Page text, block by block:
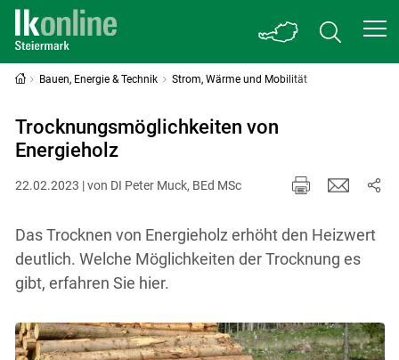
Bauen, Energie & Technik Strom, Wärme und Mobilität
Trocknungsmöglichkeiten von
Energieholz
22.02.2023 | von DI Peter Muck, BEd MSc
Das Trocknen von Energieholz erhöht den Heizwert
deutlich. Welche Möglichkeiten der Trocknung es
gibt, erfahren Sie hier.